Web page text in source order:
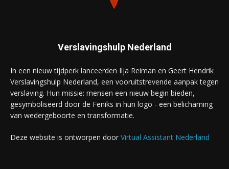
Verslavingshulp Nederland
In een nieuw tijdperk lanceerden Ilja Reiman en Geert Hendrik
Verslavingshulp Nederland, een vooruitstrevende aanpak tegen
verslaving. Hun missie: mensen een nieuw begin bieden,
gesymboliseerd door de Feniks in hun logo - een belichaming
van wedergeboorte en transformatie.
Deze website is ontworpen door Virtual Assistant Nederland